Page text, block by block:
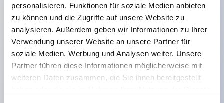
personalisieren, Funktionen für soziale Medien anbieten
zu können und die Zugriffe auf unsere Website zu
analysieren. Außerdem geben wir Informationen zu Ihrer
Verwendung unserer Website an unsere Partner für
soziale Medien, Werbung und Analysen weiter. Unsere
Partner führen diese Informationen möglicherweise mit
weiteren Daten zusammen, die Sie ihnen bereitgestellt
Schutzarten IP40 und IP65 vollständig verfügbar
(IEC 60529)
UL- und CSA-zertifiziert. Entspricht EN (Europa)
Normen. CCC-zertifiziert (außer Anzeigeleuchten).
Mit speziellem Zubehör leicht auf Φ22 Flash-
Silhouette umstellbar